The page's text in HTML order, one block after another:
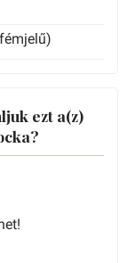
ezt a(z)